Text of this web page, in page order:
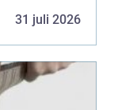
31 juli 2026